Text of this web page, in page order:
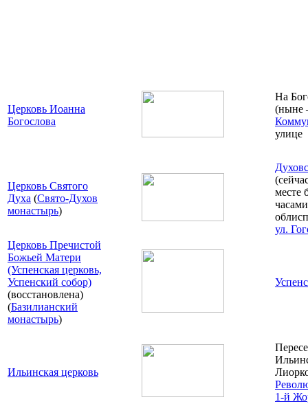
Церковь Иоанна
Богослова
На
улице
Церковь Святого
Духа (Свято-Духов
монастырь)
месте
ул.
Церковь Пречистой
Божьей Матери
(Успенская церковь,
Успенский собор)
(восстановлена)
(Базилианский
монастырь)
Ильинская церковь
1-й